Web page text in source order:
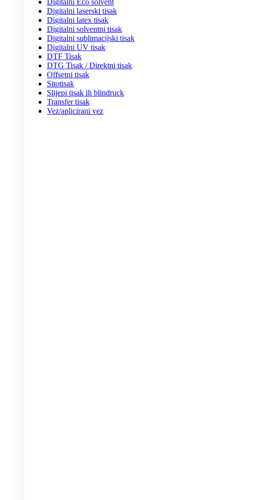
Digitalni Eco solvent
Digitalni laserski tisak
Digitalni latex tisak
Digitalni solventni tisak
Digitalni sublimacijski tisak
Digitalni UV tisak
DTF Tisak
DTG Tisak / Direktni tisak
Offsetni tisak
Sitotisak
Slijepi tisak ili blindruck
Transfer tisak
Vez/aplicirani vez